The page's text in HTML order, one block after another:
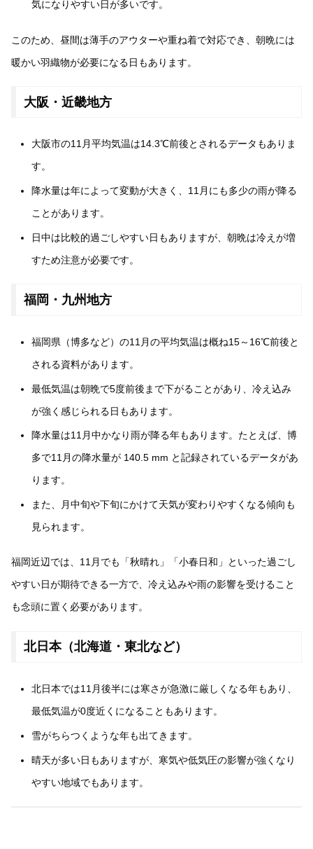
気になりやすい日が多いです。
このため、昼間は薄手のアウターや重ね着で対応でき、朝晩には
暖かい羽織物が必要になる日もあります。
大阪・近畿地方
大阪市の11月平均気温は14.3℃前後とされるデータもありま
す。
降水量は年によって変動が大きく、11月にも多少の雨が降る
ことがあります。
日中は比較的過ごしやすい日もありますが、朝晩は冷えが増
すため注意が必要です。
福岡・九州地方
福岡県（博多など）の11月の平均気温は概ね15～16℃前後と
される資料があります。
最低気温は朝晩で5度前後まで下がることがあり、冷え込み
が強く感じられる日もあります。
降水量は11月中かなり雨が降る年もあります。たとえば、博
多で11月の降水量が 140.5 mm と記録されているデータがあ
ります。
また、月中旬や下旬にかけて天気が変わりやすくなる傾向も
見られます。
福岡近辺では、11月でも「秋晴れ」「小春日和」といった過ごし
やすい日が期待できる一方で、冷え込みや雨の影響を受けること
も念頭に置く必要があります。
北日本（北海道・東北など）
北日本では11月後半には寒さが急激に厳しくなる年もあり、
最低気温が0度近くになることもあります。
雪がちらつくような年も出てきます。
晴天が多い日もありますが、寒気や低気圧の影響が強くなり
やすい地域でもあります。